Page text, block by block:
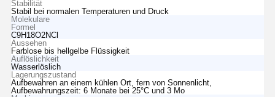
Stabilität
Stabil bei normalen Temperaturen und Druck
Molekulare
Formel
C9H18O2NCl
Aussehen
Farblose bis hellgelbe Flüssigkeit
Auflöslichkeit
Wasserlöslich
Lagerungszustand
Aufbewahren an einem kühlen Ort, fern von Sonnenlicht,
Aufbewahrungszeit: 6 Monate bei 25°C und 3 Mo